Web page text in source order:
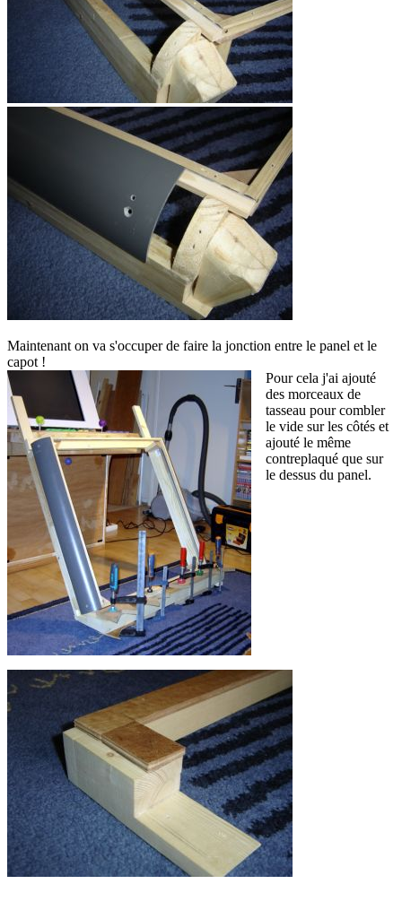
Maintenant on va s'occuper de faire la jonction entre le panel et le
capot !
Pour cela j'ai ajouté
des morceaux de
tasseau pour combler
le vide sur les côtés et
ajouté le même
contreplaqué que sur
le dessus du panel.